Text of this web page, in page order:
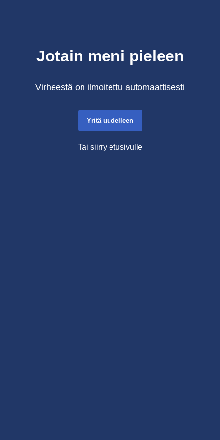
Jotain meni pieleen
Virheestä on ilmoitettu automaattisesti
Yritä uudelleen
Tai siirry etusivulle